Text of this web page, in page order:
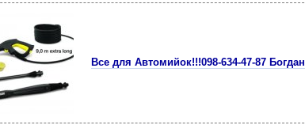
Все для Автомийок!!!098-634-47-87 Богдан